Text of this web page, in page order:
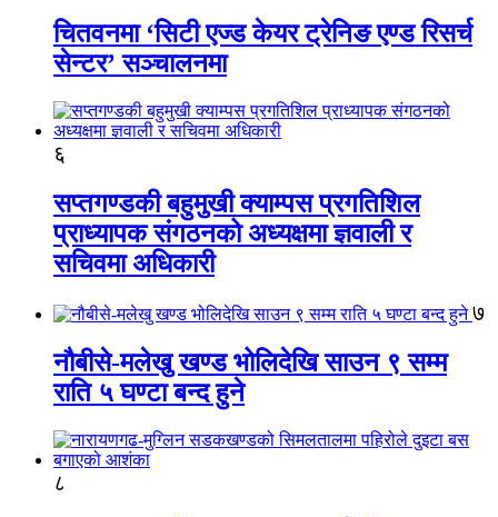
चितवनमा ‘सिटी एज्ड केयर ट्रेनिङ एण्ड रिसर्च
सेन्टर’ सञ्चालनमा
६
सप्तगण्डकी बहुमुखी क्याम्पस प्रगतिशिल
प्राध्यापक संगठनको अध्यक्षमा ज्ञवाली र
सचिवमा अधिकारी
७
नौबीसे-मलेखु खण्ड भोलिदेखि साउन ९ सम्म
राति ५ घण्टा बन्द हुने
८